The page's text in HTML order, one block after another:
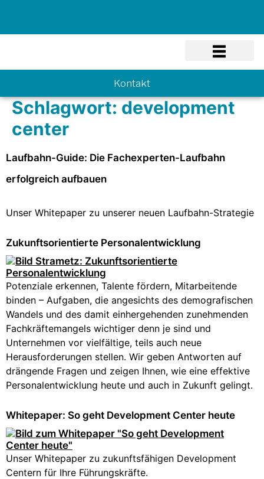
Kontakt
Schlagwort: development
center
Laufbahn-Guide: Die Fachexperten-Laufbahn
erfolgreich aufbauen
Unser Whitepaper zu unserer neuen Laufbahn-Strategie
Zukunftsorientierte Personalentwicklung
Potenziale erkennen, Talente fördern, Mitarbeitende
binden – Aufgaben, die angesichts des demografischen
Wandels und des damit einhergehenden zunehmenden
Fachkräftemangels wichtiger denn je sind und
Unternehmen vor vielfältige, teils auch neue
Herausforderungen stellen. Wir geben Antworten auf
drängende Fragen und zeigen Ihnen, wie eine effektive
Personalentwicklung heute und auch in Zukunft gelingt.
Whitepaper: So geht Development Center heute
Unser Whitepaper zu zukunftsfähigen Development
Centern für Ihre Führungskräfte.